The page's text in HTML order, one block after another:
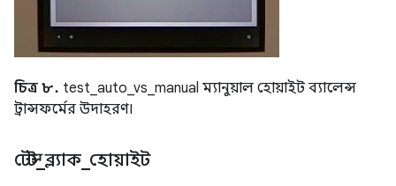
চিত্র ৮. test_auto_vs_manual ম্যানুয়াল হোয়াইট ব্যালেন্স
ট্রান্সফর্মের উদাহরণ।
টেস্ট_ব্ল্যাক_ হোয়াইট